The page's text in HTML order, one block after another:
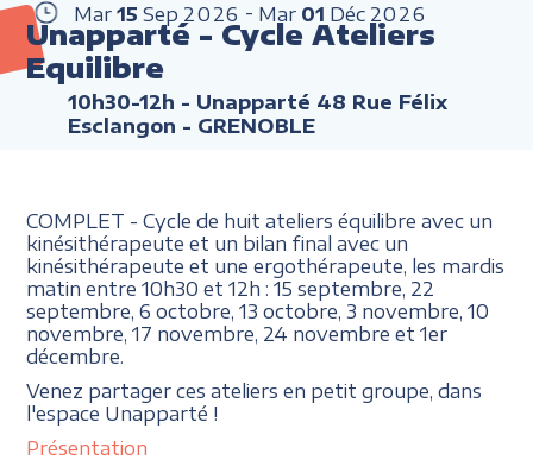
Mar 15 Sep 2026 Mar 01 Déc 2026
Unapparté - Cycle Ateliers
Equilibre
10h30-12h - Unapparté 48 Rue Félix
Esclangon - GRENOBLE
COMPLET - Cycle de huit ateliers équilibre avec un
kinésithérapeute et un bilan final avec un
kinésithérapeute et une ergothérapeute, les mardis
matin entre 10h30 et 12h : 15 septembre, 22
septembre, 6 octobre, 13 octobre, 3 novembre, 10
novembre, 17 novembre, 24 novembre et 1er
décembre.
Venez partager ces ateliers en petit groupe, dans
l'espace Unapparté !
Présentation